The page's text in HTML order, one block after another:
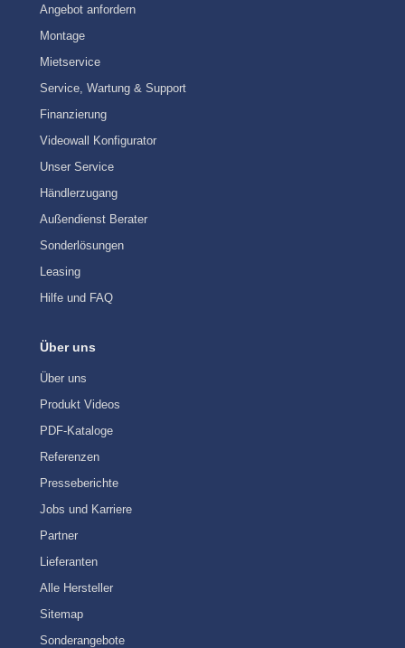
Angebot anfordern
Montage
Mietservice
Service, Wartung & Support
Finanzierung
Videowall Konfigurator
Unser Service
Händlerzugang
Außendienst Berater
Sonderlösungen
Leasing
Hilfe und FAQ
Über uns
Über uns
Produkt Videos
PDF-Kataloge
Referenzen
Presseberichte
Jobs und Karriere
Partner
Lieferanten
Alle Hersteller
Sitemap
Sonderangebote